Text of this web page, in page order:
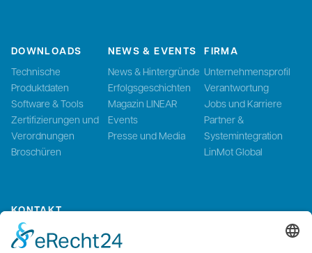
DOWNLOADS
Technische
Produktdaten
Software & Tools
Zertifizierungen und
Verordnungen
Broschüren
NEWS & EVENTS
News & Hintergründe
Erfolgsgeschichten
Magazin LINEAR
Events
Presse und Media
FIRMA
Unternehmensprofil
Verantwortung
Jobs und Karriere
Partner &
Systemintegration
LinMot Global
KONTAKT
Kontaktieren Sie uns